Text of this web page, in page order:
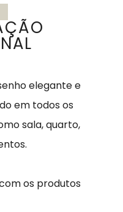
elegante e
em todos os
sala, quarto,
os produtos